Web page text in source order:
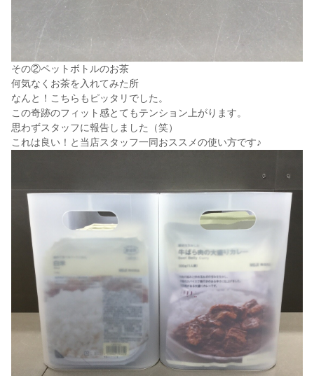
その②ペットボトルのお茶
何気なくお茶を入れてみた所
なんと！こちらもピッタリでした。
この奇跡のフィット感とてもテンション上がります。
思わずスタッフに報告しました（笑）
これは良い！と当店スタッフ一同おススメの使い方です♪